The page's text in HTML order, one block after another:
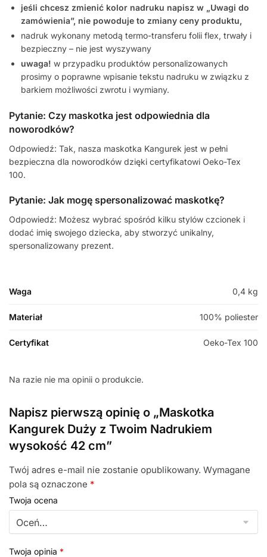
jeśli chcesz zmienić kolor nadruku napisz w „Uwagi do
zamówienia”, nie powoduje to zmiany ceny produktu,
nadruk wykonany metodą termo-transferu folii flex, trwały i
bezpieczny – nie jest wyszywany
uwaga! w przypadku produktów personalizowanych
prosimy o poprawne wpisanie tekstu nadruku w związku z
barkiem możliwości zwrotu i wymiany.
Pytanie: Czy maskotka jest odpowiednia dla
noworodków?
Odpowiedź: Tak, nasza maskotka Kangurek jest w pełni
bezpieczna dla noworodków dzięki certyfikatowi Oeko-Tex
100.
Pytanie: Jak mogę spersonalizować maskotkę?
Odpowiedź: Możesz wybrać spośród kilku stylów czcionek i
dodać imię swojego dziecka, aby stworzyć unikalny,
spersonalizowany prezent.
Waga 0,4 kg
Materiał 100% poliester
Certyfikat Oeko-Tex 100
Na razie nie ma opinii o produkcie.
Napisz pierwszą opinię o „Maskotka
Kangurek Duży z Twoim Nadrukiem
wysokość 42 cm”
Twój adres e-mail nie zostanie opublikowany. Wymagane
pola są oznaczone *
Twoja ocena
Twoja opinia *